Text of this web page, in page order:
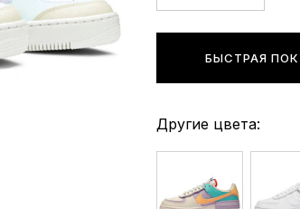
БЫСТРАЯ
Другие цвета: